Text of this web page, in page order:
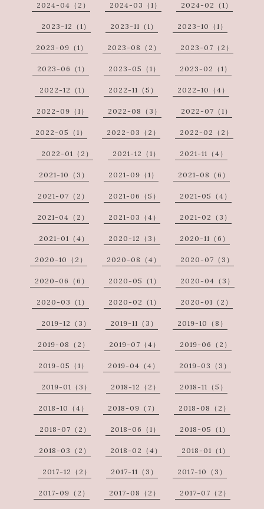
2024-04（2） 2024-03（1） 2024-02（1）
2023-12（1） 2023-11（1） 2023-10（1）
2023-09（1） 2023-08（2） 2023-07（2）
2023-06（1） 2023-05（1） 2023-02（1）
2022-12（1） 2022-11（5） 2022-10（4）
2022-09（1） 2022-08（3） 2022-07（1）
2022-05（1） 2022-03（2） 2022-02（2）
2022-01（2） 2021-12（1） 2021-11（4）
2021-10（3） 2021-09（1） 2021-08（6）
2021-07（2） 2021-06（5） 2021-05（4）
2021-04（2） 2021-03（4） 2021-02（3）
2021-01（4） 2020-12（3） 2020-11（6）
2020-10（2） 2020-08（4） 2020-07（3）
2020-06（6） 2020-05（1） 2020-04（3）
2020-03（1） 2020-02（1） 2020-01（2）
2019-12（3） 2019-11（3） 2019-10（8）
2019-08（2） 2019-07（4） 2019-06（2）
2019-05（1） 2019-04（4） 2019-03（3）
2019-01（3） 2018-12（2） 2018-11（5）
2018-10（4） 2018-09（7） 2018-08（2）
2018-07（2） 2018-06（1） 2018-05（1）
2018-03（2） 2018-02（4） 2018-01（1）
2017-12（2） 2017-11（3） 2017-10（3）
2017-09（2） 2017-08（2） 2017-07（2）